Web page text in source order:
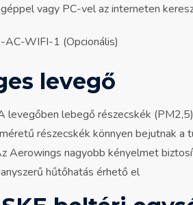
vagy PC-vel az interneten
WIFI-1 (Opcionális)
levegő
levegőben lebegő részecskék
részecskék könnyen bejutnak
Aerowings nagyobb kényelmet
hűtőhatás érhető el